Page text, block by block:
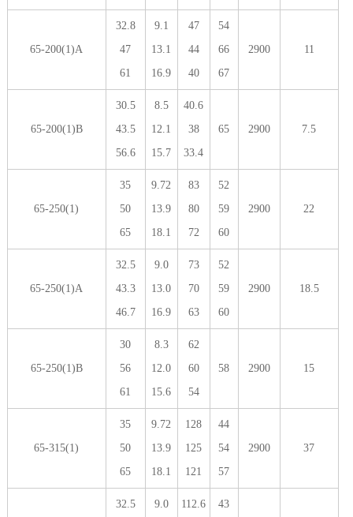
65-200(1)A
32.8
47
61
9.1
13.1
16.9
47
44
40
54
66
67
2900 11
65-200(1)B
30.5
43.5
56.6
8.5
12.1
15.7
40.6
38
33.4
65 2900 7.5
65-250(1)
35
50
65
9.72
13.9
18.1
83
80
72
52
59
60
2900 22
65-250(1)A
32.5
43.3
46.7
9.0
13.0
16.9
73
70
63
52
59
60
2900 18.5
65-250(1)B
30
56
61
8.3
12.0
15.6
62
60
54
58 2900 15
65-315(1)
35
50
65
9.72
13.9
18.1
128
125
121
44
54
57
2900 37
32.5
9.0
112.6
43